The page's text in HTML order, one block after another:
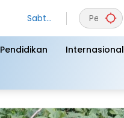
Sabtu,
Agust
us
Pendidikan Internasional